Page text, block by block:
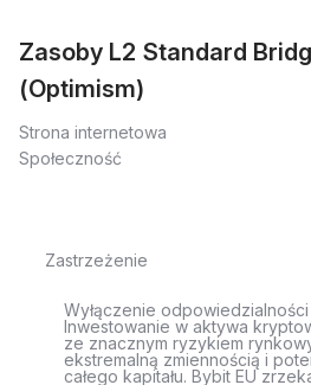
Zasoby L2 Standard
(Optimism)
Strona internetowa
Społeczność
Zastrzeżenie
Wyłączenie
Inwestowanie w aktywa
ze znacznym ryzykiem
ekstremalną zmiennością i
całego kapitału. Bybit EU